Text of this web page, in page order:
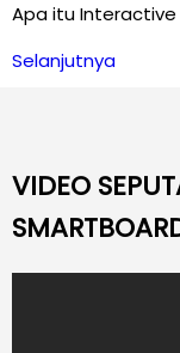
Apa itu Interactive
Selanjutnya
VIDEO